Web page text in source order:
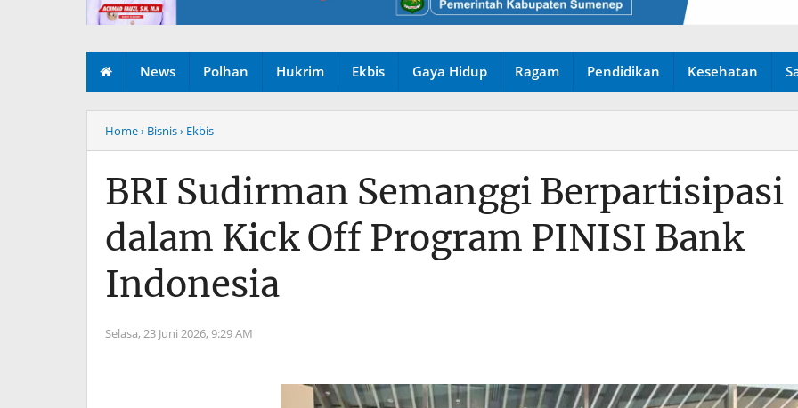
News Polhan Hukrim Ekbis Gaya Hidup Ragam Pendidikan Kesehatan
Home› Bisnis› Ekbis
BRI Sudirman Semanggi Berpartisipasi
dalam Kick Off Program PINISI Bank
Indonesia
Selasa, 23 Juni 2026, 9:29 AM